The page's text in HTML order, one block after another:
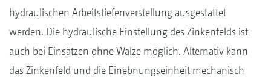
hydraulischen Arbeitstiefenverstellung ausgestattet
werden. Die hydraulische Einstellung des Zinkenfelds ist
auch bei Einsätzen ohne Walze möglich. Alternativ kann
das Zinkenfeld und die Einebnungseinheit mechanisch